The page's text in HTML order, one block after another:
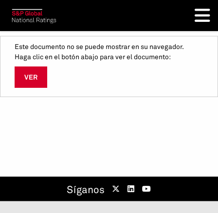
Este documento no se puede mostrar en su navegador.
Haga clic en el botón abajo para ver el documento:
VER
Síganos